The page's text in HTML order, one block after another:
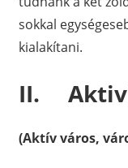
sokkal
kialakítani.
II.
(Aktív város,